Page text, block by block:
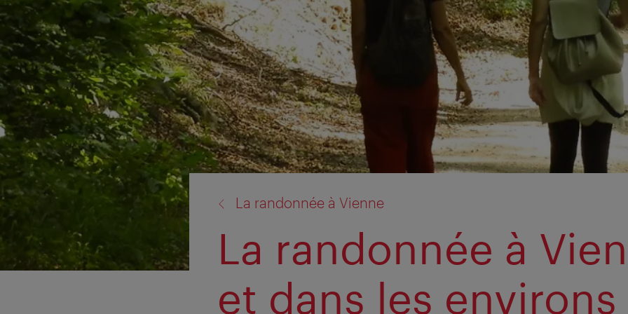
La randonnée à Vienne
La randonnée à
et dans les environs